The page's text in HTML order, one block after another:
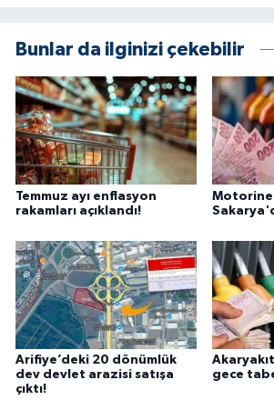
Bunlar da ilginizi çekebilir
Temmuz ayı enflasyon
rakamları açıklandı!
Motorine
Arifiye’deki 20 dönümlük
dev devlet arazisi satışa
çıktı!
gece